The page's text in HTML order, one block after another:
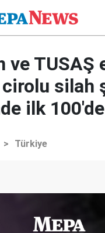
ve TUSAŞ
silah
ilk 100'de
> Türkiye